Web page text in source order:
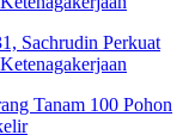
Sachrudin Perkuat